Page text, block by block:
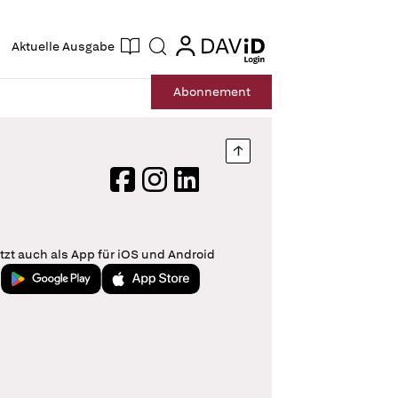
Aktuelle Ausgabe Suche login
login
Abonnement
Nach oben springen
FacebookInstagram
LinkedIn
auch als App für iOS und Android
Jetzt bei Google PlayLaden im App Store